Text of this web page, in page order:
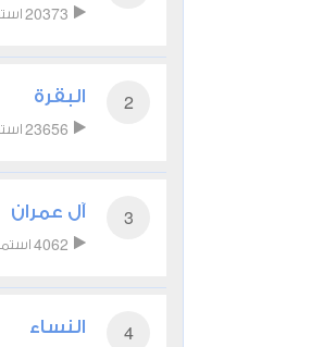
20373
2 البقرة
23656
3 آل عمران
4062
4 النساء